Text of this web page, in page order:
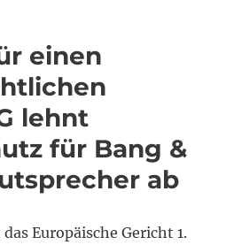
einen
lehnt
für Bang &
ab
Europäische Gericht 1.